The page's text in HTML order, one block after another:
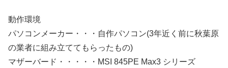
動作環境
パソコンメーカー・・・自作パソコン(3年近く前に秋葉原
の業者に組み立ててもらったもの)
マザーバード・・・・・MSI 845PE Max3 シリーズ